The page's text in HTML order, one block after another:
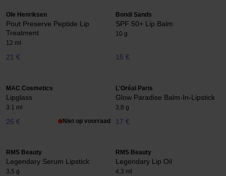
Ole Henriksen
Pout Preserve Peptide Lip
Treatment
12 ml
21 €
Bondi Sands
SPF 50+ Lip Balm
10 g
15 €
MAC Cosmetics
Lipglass
3.1 ml
26 € Niet op voorraad
L'Oréal Paris
Glow Paradise Balm-In-Lipstick
3,8 g
17 €
RMS Beauty
Legendary Serum Lipstick
3,5 g
RMS Beauty
Legendary Lip Oil
4,3 ml